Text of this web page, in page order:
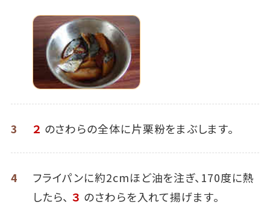
3 ２ のさわらの全体に片栗粉をまぶします。
4
フライパンに約2cmほど油を注ぎ、170度に熱
したら、 ３ のさわらを入れて揚げます。